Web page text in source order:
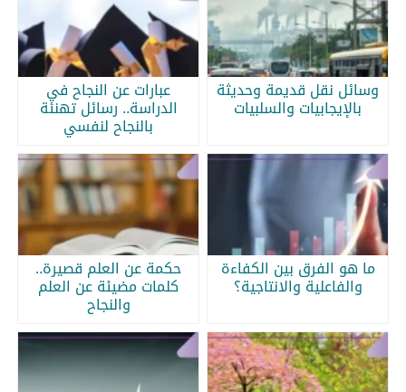
وسائل نقل قديمة وحديثة
بالإيجابيات والسلبيات
عبارات عن النجاح في
الدراسة.. رسائل تهنئة
بالنجاح لنفسي
ما هو الفرق بين الكفاءة
والفاعلية والانتاجية؟
حكمة عن العلم قصيرة..
كلمات مضيئة عن العلم
والنجاح